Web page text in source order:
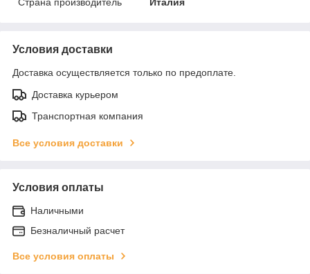
Условия доставки
Доставка осуществляется только по предоплате.
Доставка курьером
Транспортная компания
Все условия доставки
Условия оплаты
Наличными
Безналичный расчет
Все условия оплаты